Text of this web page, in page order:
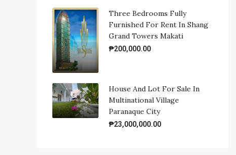
Three Bedrooms Fully
Furnished For Rent In Shang
Grand Towers Makati
₱200,000.00
House And Lot For Sale In
Multinational Village
Paranaque City
₱23,000,000.00